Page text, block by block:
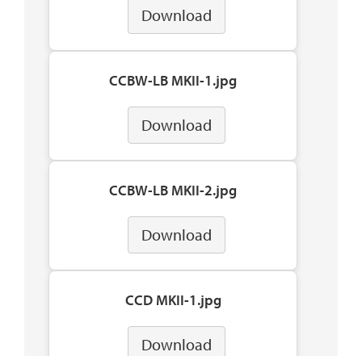
Download
CCBW-LB MKII-1.jpg
Download
CCBW-LB MKII-2.jpg
Download
CCD MKII-1.jpg
Download